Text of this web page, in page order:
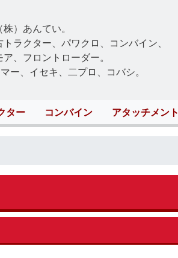
）あんてい。
ラクター、パワクロ、コンバイン、
、フロントローダー。
ー、イセキ、二プロ、コバシ。
ター コンバイン アタッチメント